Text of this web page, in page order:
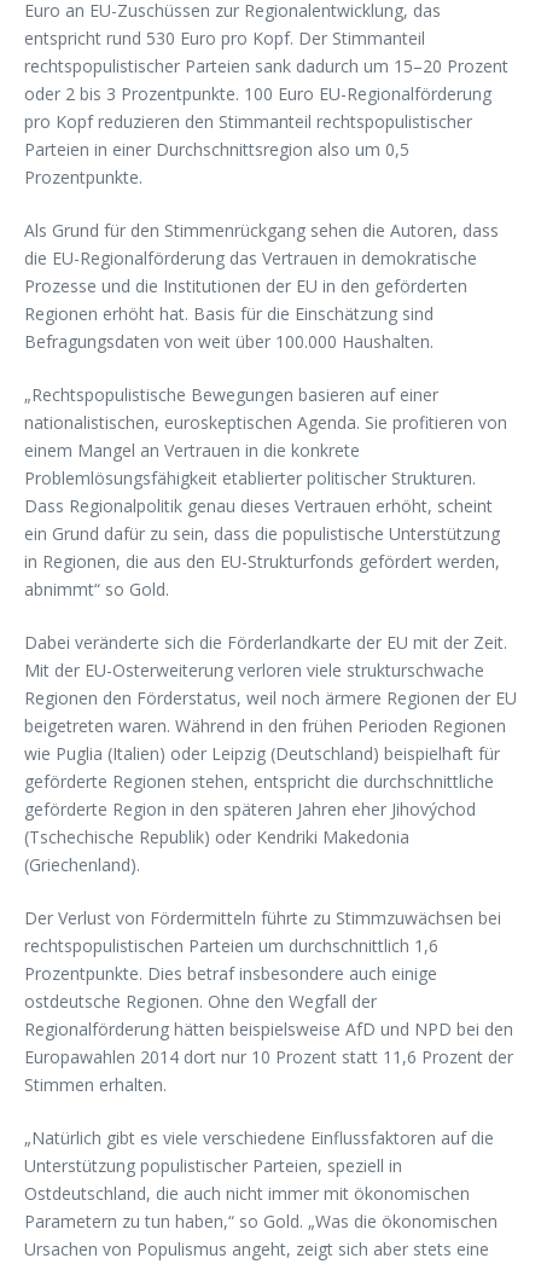
Euro an EU-Zuschüssen zur Regionalentwicklung, das
entspricht rund 530 Euro pro Kopf. Der Stimmanteil
rechtspopulistischer Parteien sank dadurch um 15–20 Prozent
oder 2 bis 3 Prozentpunkte. 100 Euro EU-Regionalförderung
pro Kopf reduzieren den Stimmanteil rechtspopulistischer
Parteien in einer Durchschnittsregion also um 0,5
Prozentpunkte.
Als Grund für den Stimmenrückgang sehen die Autoren, dass
die EU-Regionalförderung das Vertrauen in demokratische
Prozesse und die Institutionen der EU in den geförderten
Regionen erhöht hat. Basis für die Einschätzung sind
Befragungsdaten von weit über 100.000 Haushalten.
„Rechtspopulistische Bewegungen basieren auf einer
nationalistischen, euroskeptischen Agenda. Sie profitieren von
einem Mangel an Vertrauen in die konkrete
Problemlösungsfähigkeit etablierter politischer Strukturen.
Dass Regionalpolitik genau dieses Vertrauen erhöht, scheint
ein Grund dafür zu sein, dass die populistische Unterstützung
in Regionen, die aus den EU-Strukturfonds gefördert werden,
abnimmt“ so Gold.
Dabei veränderte sich die Förderlandkarte der EU mit der Zeit.
Mit der EU-Osterweiterung verloren viele strukturschwache
Regionen den Förderstatus, weil noch ärmere Regionen der EU
beigetreten waren. Während in den frühen Perioden Regionen
wie Puglia (Italien) oder Leipzig (Deutschland) beispielhaft für
geförderte Regionen stehen, entspricht die durchschnittliche
geförderte Region in den späteren Jahren eher Jihovýchod
(Tschechische Republik) oder Kendriki Makedonia
(Griechenland).
Der Verlust von Fördermitteln führte zu Stimmzuwächsen bei
rechtspopulistischen Parteien um durchschnittlich 1,6
Prozentpunkte. Dies betraf insbesondere auch einige
ostdeutsche Regionen. Ohne den Wegfall der
Regionalförderung hätten beispielsweise AfD und NPD bei den
Europawahlen 2014 dort nur 10 Prozent statt 11,6 Prozent der
Stimmen erhalten.
„Natürlich gibt es viele verschiedene Einflussfaktoren auf die
Unterstützung populistischer Parteien, speziell in
Ostdeutschland, die auch nicht immer mit ökonomischen
Parametern zu tun haben,“ so Gold. „Was die ökonomischen
Ursachen von Populismus angeht, zeigt sich aber stets eine